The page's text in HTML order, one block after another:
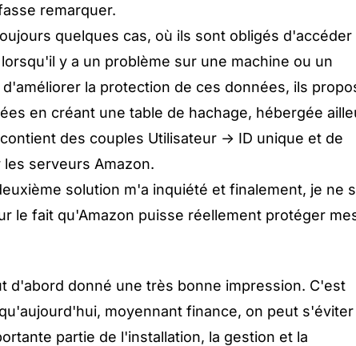
remarquer.
quelques cas, où ils sont obligés d'accéder
y a un problème sur une machine ou un
la protection de ces données, ils
en créant une table de hachage, hébergée
des couples Utilisateur -> ID unique et de
serveurs Amazon.
solution m'a inquiété et finalement, je ne
le fait qu'Amazon puisse réellement protéger
d'abord donné une très bonne impression. C'est
moyennant finance, on peut s'éviter
partie de l'installation, la gestion et la